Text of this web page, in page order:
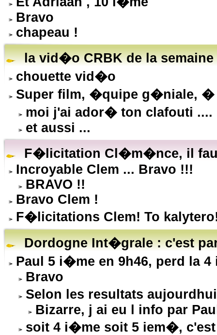
Bravo
chapeau !
la vid�o CRBK de la
chouette vid�o
Super film, �quipe g�niale, �
moi j'ai ador� ton clafouti ....
et aussi ...
F�licitation Cl�m�nce, il
Incroyable Clem ... Bravo !!!
BRAVO !!
Bravo Clem !
F�licitations Clem! To
Dordogne Int�grale : c'est
Paul 5 i�me en 9h46, perd la
Bravo
Selon les resultats
Bizarre, j ai eu l info par
soit 4 i�me soit 5 iem�,